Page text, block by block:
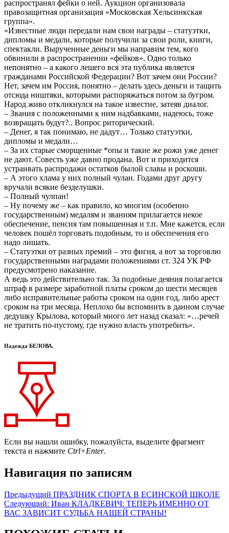
распространял фейки о ней. Аукцион организовала
правозащитная организация «Московская Хельсинкская
группа».
«Известные люди передали нам свои награды – статуэтки,
дипломы и медали, которые получили за свои роли, книги,
спектакли. Вырученные деньги мы направим тем, кого
обвинили в распространении «фейков». Одно только
непонятно – а какого лешего вся эта публика является
гражданами Российской Федерации? Вот зачем они России?
Нет, зачем им Россия, понятно – делать здесь деньги и тащить
отсюда ништяки, которыми распоряжаться потом за бугром.
Народ живо откликнулся на такое известие, затеяв диалог.
– Звания с положенными к ним надбавками, надеюсь, тоже
возвращать будут?.. Вопрос риторический.
– Денег, я так понимаю, не дадут… Только статуэтки,
дипломы и медали…
– За их старые сморщенные *опы и такие же рожи уже денег
не дают. Совесть уже давно продана. Вот и приходится
устраивать распродажи остатков былой славы и роскоши.
– А этого хлама у них полный чулан. Годами друг другу
вручали всякие безделушки.
– Полный чулпан!
– Ну почему же – как правило, ко многим (особенно
государственным) медалям и званиям прилагается некое
обеспечение, пенсия там повышенная и т.п. Мне кажется, если
человек пошёл торговать подобным, то и обеспечения его
надо лишать.
– Статуэтки от разных премий – это фигня, а вот за торговлю
государственными наградами положениями ст. 324 УК РФ
предусмотрено наказание.
А ведь это действительно так. За подобные деяния полагается
штраф в размере заработной платы сроком до шести месяцев
либо исправительные работы сроком на один год, либо арест
сроком на три месяца. Неплохо бы вспомнить в данном случае
дедушку Крылова, который много лет назад сказал: «…речей
не тратить по-пустому, где нужно власть употребить».
Надежда БЕЛОВА.
Если вы нашли ошибку, пожалуйста, выделите фрагмент
текста и нажмите Ctrl+Enter.
Навигация по записям
Предыдущий ПРАЗДНИК СПОРТА В ЕСИНСКОЙ ШКОЛЕ
Следующий: Иван КЛАДКЕВИЧ: ТЕПЕРЬ ИМЕННО ОТ
ВАС ЗАВИСИТ СУДЬБА НАШЕЙ СТРАНЫ!